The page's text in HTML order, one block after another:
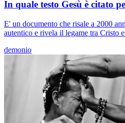
In quale testo Gesù è citato
E' un documento che risale a 2000
autentico e rivela il legame tra Cristo
demonio